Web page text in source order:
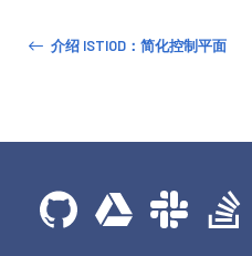
介绍 ISTIOD：简化控制平面